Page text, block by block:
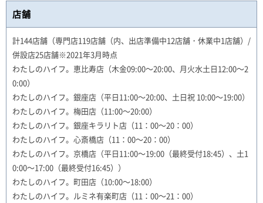
店舗
計144店舗（専門店119店舗（内、出店準備中12店舗・休業中1店舗）/
併設店25店舗※2021年3月時点
わたしのハイフ。恵比寿店（木金09:00～20:00、月火水土日12:00～2
0:00）
わたしのハイフ。銀座店（平日11:00～20:00、土日祝 10:00～19:00）
わたしのハイフ。梅田店（11:00～20:00）
わたしのハイフ。銀座キラリト店（11：00～20：00）
わたしのハイフ。心斎橋店（11：00～20：00）
わたしのハイフ。京橋店（平日11:00～19:00（最終受付18:45）、土1
0:00～17:00（最終受付16:45））
わたしのハイフ。町田店（10:00～18:00）
わたしのハイフ。ルミネ有楽町店（11：00～21：00）